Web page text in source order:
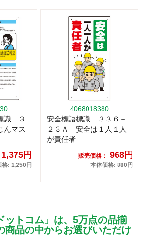
識 ３
んマス
1,375円
格: 1,250円
4068018380
安全標語標識 ３３６－
２３Ａ 安全は１人１人
が責任者
販売価格： 968円
本体価格: 880円
ットコム」は、5万点の品揃
商品の中からお選びいただけ